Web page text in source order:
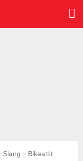
Slang
Bikeattit